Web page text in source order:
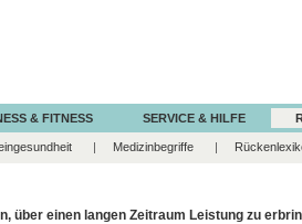
& FITNESS SERVICE & HILFE
Medizinbegriffe
über einen langen Zeitraum Leistung zu